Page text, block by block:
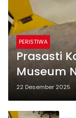
PERISTIWA
Prasasti
Museum
Pulang,
22 Desember 2025